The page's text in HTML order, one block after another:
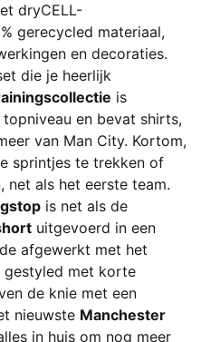
dryCELL-
gerecycled materiaal,
en decoraties.
die je heerlijk
is
en bevat shirts,
van Man City. Kortom,
sprintjes te trekken of
net als het eerste team.
is net als de
uitgevoerd in een
afgewerkt met het
met korte
de knie met een
nieuwste Manchester
in huis om nog meer